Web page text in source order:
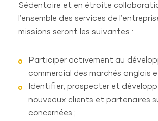
Sédentaire et en étroite
l’ensemble des services de
missions seront les suivantes :
Participer activement au
commercial des marchés anglais
Identifier, prospecter et
nouveaux clients et partenaires
concernées ;
OFFRES D'EMPLOIS
Chargé d’administration du
Technicien Multitechnique
RÉSEAUX SOCIAUX